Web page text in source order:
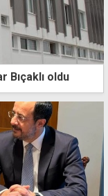
Bıçaklı oldu